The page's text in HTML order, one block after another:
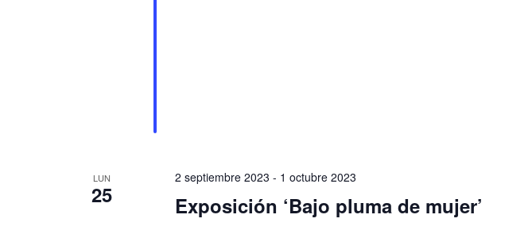
LUN
25
2 septiembre 2023 - 1 octubre 2023
Exposición ‘Bajo pluma de mujer’